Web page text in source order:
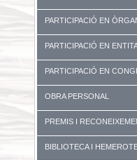
PARTICIPACIÓ EN
GOVERN I UNIVERSITATS
PARTICIPACIÓ EN
DIVERSOS
PARTICIPACIÓ EN
OBRA PERSONAL
PREMIS I
BIBLIOTECA I